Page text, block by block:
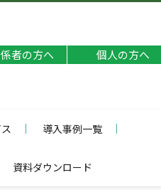
者の方へ 個人の方へ
導入事例一覧
資料ダウンロード